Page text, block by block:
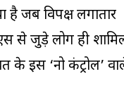
जब विपक्ष लगातार
से जुड़े लोग ही
के इस ‘नो कंट्रोल’